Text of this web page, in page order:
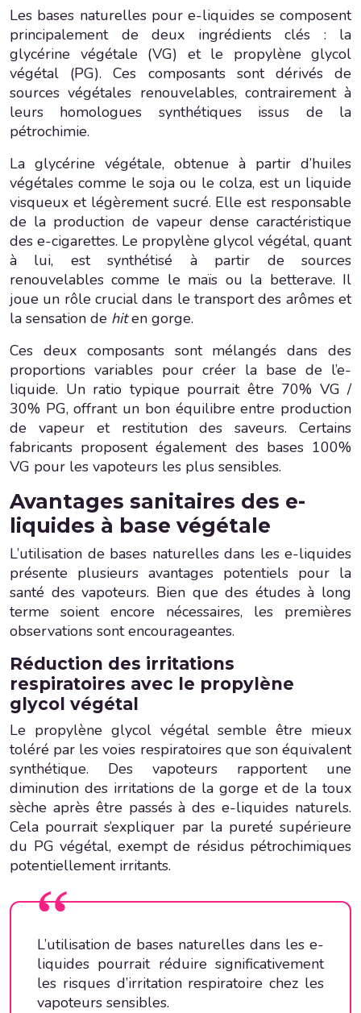
Les bases naturelles pour e-liquides se composent
principalement de deux ingrédients clés : la
glycérine végétale (VG) et le propylène glycol
végétal (PG). Ces composants sont dérivés de
sources végétales renouvelables, contrairement à
leurs homologues synthétiques issus de la
pétrochimie.
La glycérine végétale, obtenue à partir d’huiles
végétales comme le soja ou le colza, est un liquide
visqueux et légèrement sucré. Elle est responsable
de la production de vapeur dense caractéristique
des e-cigarettes. Le propylène glycol végétal, quant
à lui, est synthétisé à partir de sources
renouvelables comme le maïs ou la betterave. Il
joue un rôle crucial dans le transport des arômes et
la sensation de hiten gorge.
Ces deux composants sont mélangés dans des
proportions variables pour créer la base de l’e-
liquide. Un ratio typique pourrait être 70% VG /
30% PG, offrant un bon équilibre entre production
de vapeur et restitution des saveurs. Certains
fabricants proposent également des bases 100%
VG pour les vapoteurs les plus sensibles.
Avantages sanitaires des e-
liquides à base végétale
L’utilisation de bases naturelles dans les e-liquides
présente plusieurs avantages potentiels pour la
santé des vapoteurs. Bien que des études à long
terme soient encore nécessaires, les premières
observations sont encourageantes.
Réduction des irritations
respiratoires avec le propylène
glycol végétal
Le propylène glycol végétal semble être mieux
toléré par les voies respiratoires que son équivalent
synthétique. Des vapoteurs rapportent une
diminution des irritations de la gorge et de la toux
sèche après être passés à des e-liquides naturels.
Cela pourrait s’expliquer par la pureté supérieure
du PG végétal, exempt de résidus pétrochimiques
potentiellement irritants.
L’utilisation de bases naturelles dans les e-
liquides pourrait réduire significativement
les risques d’irritation respiratoire chez les
vapoteurs sensibles.